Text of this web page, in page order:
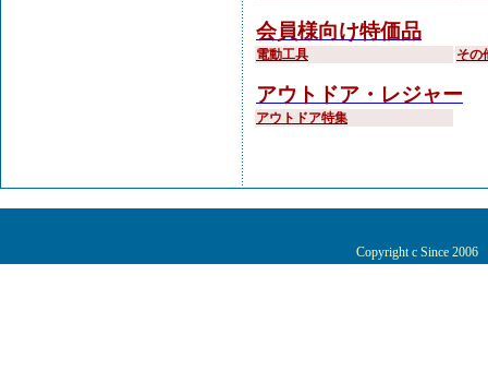
会員様向け特価品
電動工具 その
アウトドア・レジャー
アウトドア特集
Copyright c Since